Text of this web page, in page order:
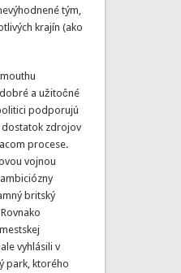
tým,
krajín (ako
a užitočné
podporujú
dostatok zdrojov
procese.
vojnou
britský
vyhlásili v
park, ktorého